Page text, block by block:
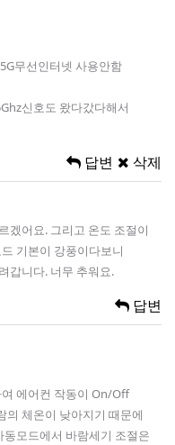
무선인터넷 사용안함
신호도 왔다갔다해서
답변 삭제
겠어요. 그리고 온도 조절이
기본이 강풍이다보니
갑니다. 너무 추워요.
답변
에어컨 작동이 On/Off
의 체온이 낮아지기 때문에
모드에서 바람세기 조절은